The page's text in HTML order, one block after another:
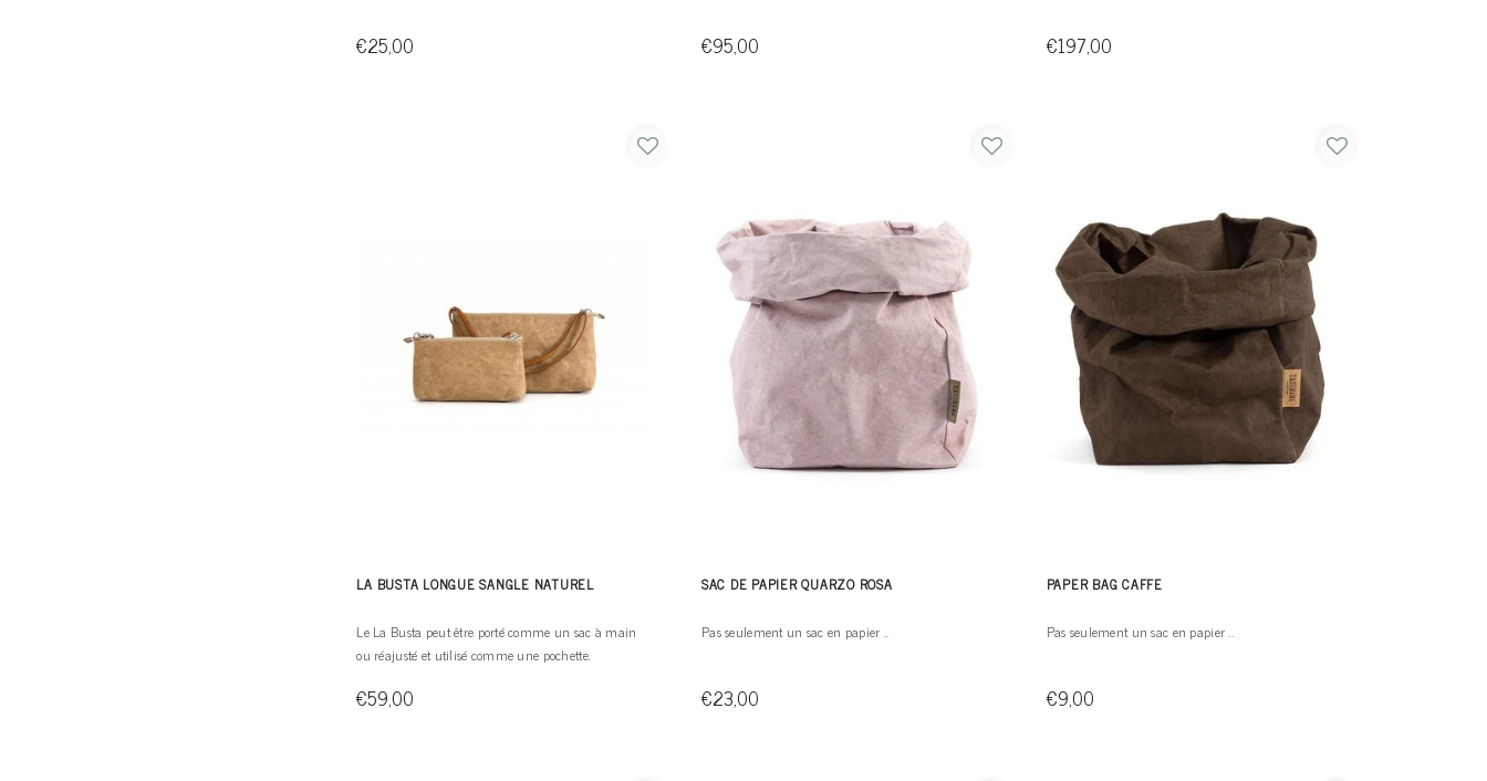
€25,00 €95,00 €197,00
LA BUSTA LONGUE SANGLE NATUREL
Le La Busta peut être porté comme un sac à main
ou réajusté et utilisé comme une pochette.
€59,00
SAC DE PAPIER QUARZO ROSA
Pas seulement un sac en papier ..
€23,00
PAPER BAG CAFFE
Pas seulement un sac en papier ..
€9,00